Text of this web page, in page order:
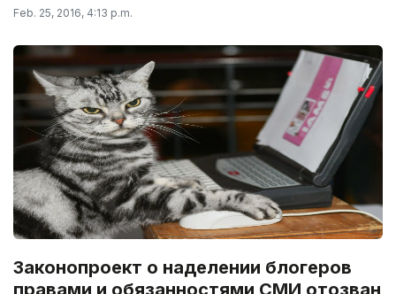
Feb. 25, 2016, 4:13 p.m.
Законопроект о наделении блогеров
правами и обязанностями СМИ отозван